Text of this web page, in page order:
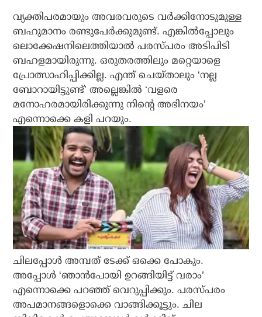
വ്യക്തിപരമായും അവരവരുടെ വര്‍ക്കിനോടുമുള്ള
ബഹുമാനം രണ്ടുപേര്‍ക്കുമുണ്ട്. എങ്കില്‍പ്പോലും
ലൊക്കേഷനിലെത്തിയാല്‍ പരസ്പരം അടിപിടി
ബഹളമായിരുന്നു. ഒരുതരത്തിലും മറ്റെയാളെ
പ്രോത്സാഹിപ്പിക്കില്ല. എന്ത് ചെയ്താലും ‘നല്ല
ബോറായിട്ടുണ്ട്’ അല്ലെങ്കില്‍ ‘വളരെ
മനോഹരമായിരിക്കുന്നു നിന്റെ അഭിനയം’
എന്നൊക്കെ കളി പറയും.
ചിലപ്പോള്‍ അമ്പത് ടേക്ക് ഒക്കെ പോകും.
അപ്പോള്‍ ‘ഞാന്‍പോയി ഉറങ്ങിയിട്ട് വരാം’
എന്നൊക്കെ പറഞ്ഞ് വെറുപ്പിക്കും. പരസ്പരം
അപമാനങ്ങളൊക്കെ വാങ്ങിക്കൂട്ടും. ചില